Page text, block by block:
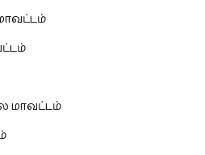
மாவட்டம்